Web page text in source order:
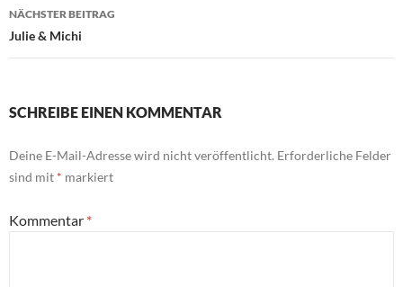
NÄCHSTER BEITRAG
Julie & Michi
SCHREIBE EINEN KOMMENTAR
Deine E-Mail-Adresse wird nicht veröffentlicht. Erforderliche Felder
sind mit * markiert
Kommentar *